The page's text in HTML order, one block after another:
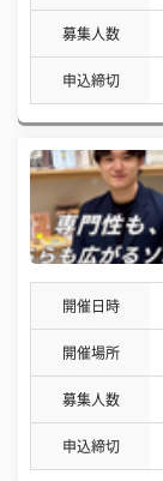
募集人数
申込締切
開催日時
開催場所
募集人数
申込締切